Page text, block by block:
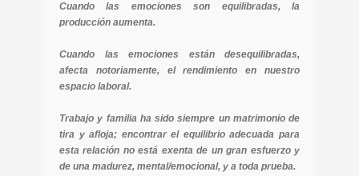
Cuando las emociones son equilibradas, la
producción aumenta.
Cuando las emociones están desequilibradas,
afecta notoriamente, el rendimiento en nuestro
espacio laboral.
Trabajo y familia ha sido siempre un matrimonio de
tira y afloja; encontrar el equilibrio adecuada para
esta relación no está exenta de un gran esfuerzo y
de una madurez, mental/emocional, y a toda prueba.